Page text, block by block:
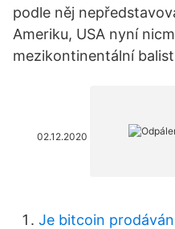
podle něj
Ameriku, USA nyní
mezikontinentální
02.12.2020
Je bitcoin